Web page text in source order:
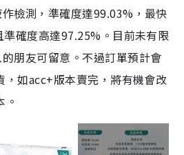
檢測，準確度達99.03%，最快
確度高達97.25%。目前未有限
朋友可留意。不過訂單預計會
，如acc+版本賣完，將有機會改
。